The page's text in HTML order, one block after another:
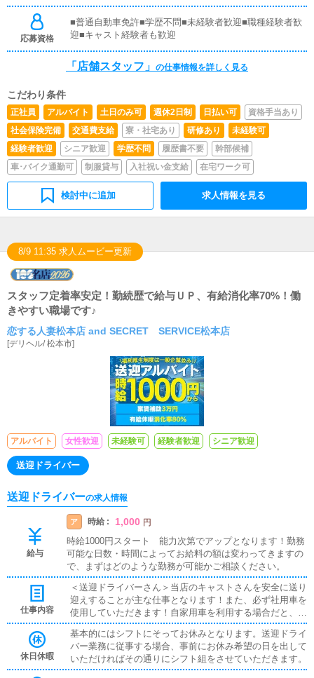
情報やイベント、求人ブログの作成となります。基本的に
はボタンを押すだけや、ブログの更新時に簡単に文字が入
力出来れば問題ありません。PCが苦手な人でも簡単にで
応募資格
■普通自動車免許■学歴不問■未経験者歓迎■職種経験者歓
迎■キャスト経験者も歓迎
「店舗スタッフ」 の仕事情報を詳しく見る
こだわり条件
正社員 アルバイト 土日のみ可 週休2日制 日払い可
資格手当あり
社会保険完備
交通費支給 寮・社宅あり 研修あり
未経験可
経験者歓迎
シニア歓迎 学歴不問 履歴書不要
幹部候補
車･バイク通勤可
制服貸与 入社祝い金支給 在宅ワーク可
検討中に追加 求人情報を見る
8/9 11:35 求人ムービー更新
スタッフ定着率安定！勤続歴で給与ＵＰ、有給消化率70%！働
きやすい職場です♪
恋する人妻松本店 and SECRET SERVICE松本店
[デリヘル/松本市]
アルバイト 女性歓迎 未経験可 経験者歓迎 シニア歓迎
送迎ドライバー
送迎ドライバーの求人情報
給与
ア 時給 : 1,000 円
時給1000円スタート 能力次第でアップとなります！勤務
可能な日数・時間によってお給料の額は変わってきますの
で、まずはどのような勤務が可能かご相談ください。
仕事内容
＜送迎ドライバーさん＞当店のキャストさんを安全に送り
迎えすることが主な仕事となります！また、必ず社用車を
使用していただきます！自家用車を利用する場合だと、メ
ンテナンスやガソリン代のこと・・いろいろ気になると思
いますが、気にせず気兼ねなくお仕事ができます(^^)
休日休暇
基本的にはシフトにそってお休みとなります。送迎ドライ
バー業務に従事する場合、事前にお休み希望の日を出して
いただければその通りにシフト組をさせていただきます。